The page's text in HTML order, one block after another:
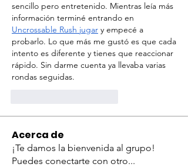
sencillo pero entretenido. Mientras leía más
Uncrossable Rush jugar y empecé a
probarlo. Lo que más me gustó es que cada
intento es diferente y tienes que reaccionar
rápido. Sin darme cuenta ya llevaba varias
rondas seguidas.
Acerca de
¡Te damos la bienvenida al grupo!
Puedes conectarte con otro...